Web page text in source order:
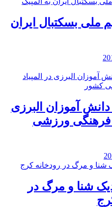
ملی بسکتبال ایران
آموزان البرزی
فرهنگی ورزشی
شنا و مرگ در